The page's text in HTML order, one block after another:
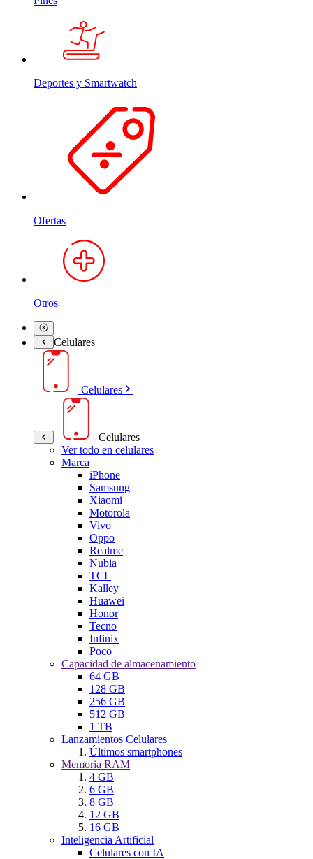
Deportes y Smartwatch
Ofertas
Otros
Celulares
Celulares
Celulares
Ver todo en celulares
Marca
iPhone
Samsung
Xiaomi
Motorola
Vivo
Oppo
Realme
Nubia
TCL
Kalley
Huawei
Honor
Tecno
Infinix
Poco
Capacidad de almacenamiento
64 GB
128 GB
256 GB
512 GB
1 TB
Lanzamientos Celulares
Últimos smartphones
Memoria RAM
4 GB
6 GB
8 GB
12 GB
16 GB
Inteligencia Artificial
Celulares con IA